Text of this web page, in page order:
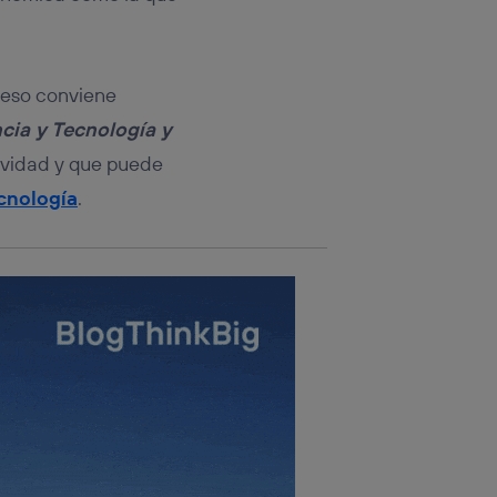
conviene
y Tecnología y
y que puede
.
que
la parte